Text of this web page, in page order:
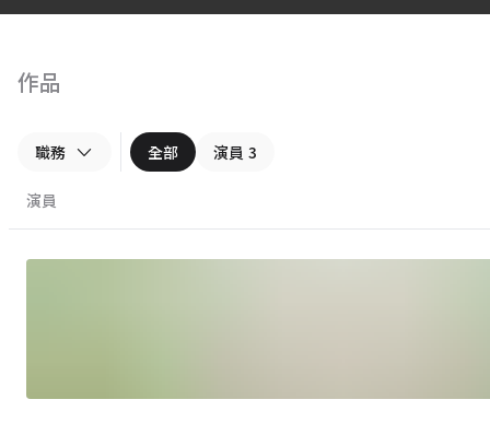
作品
職務 全部 演員 3
演員